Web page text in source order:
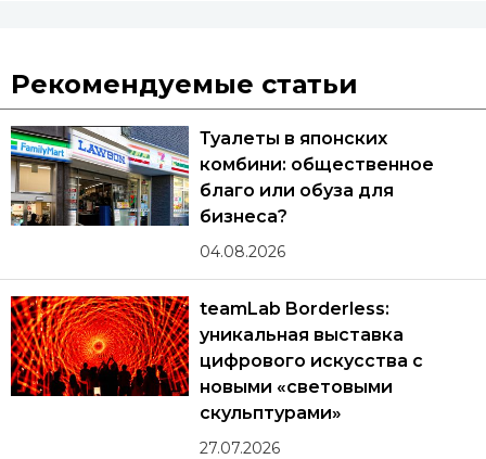
Рекомендуемые статьи
Туалеты в японских
комбини: общественное
благо или обуза для
бизнеса?
04.08.2026
teamLab Borderless:
уникальная выставка
цифрового искусства с
новыми «световыми
скульптурами»
27.07.2026